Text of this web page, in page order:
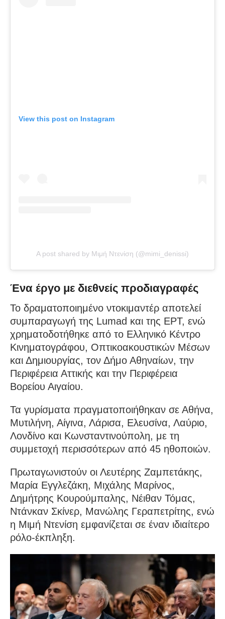
View this post on Instagram
A post shared by Μιμή Ντενίση (@mimi_denissi)
Ένα έργο με διεθνείς προδιαγραφές
Το δραματοποιημένο ντοκιμαντέρ αποτελεί
συμπαραγωγή της Lumad και της ΕΡΤ, ενώ
χρηματοδοτήθηκε από το Ελληνικό Κέντρο
Κινηματογράφου, Οπτικοακουστικών Μέσων
και Δημιουργίας, τον Δήμο Αθηναίων, την
Περιφέρεια Αττικής και την Περιφέρεια
Βορείου Αιγαίου.
Τα γυρίσματα πραγματοποιήθηκαν σε Αθήνα,
Μυτιλήνη, Αίγινα, Λάρισα, Ελευσίνα, Λαύριο,
Λονδίνο και Κωνσταντινούπολη, με τη
συμμετοχή περισσότερων από 45 ηθοποιών.
Πρωταγωνιστούν οι Λευτέρης Ζαμπετάκης,
Μαρία Εγγλεζάκη, Μιχάλης Μαρίνος,
Δημήτρης Κουρούμπαλης, Νέιθαν Τόμας,
Ντάνκαν Σκίνερ, Μανώλης Γεραπετρίτης, ενώ
η Μιμή Ντενίση εμφανίζεται σε έναν ιδιαίτερο
ρόλο-έκπληξη.